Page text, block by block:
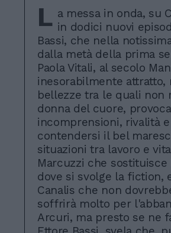
L a messa in onda, su
in dodici nuovi
Bassi, che nella
dalla metà della prima
Paola Vitali, al secolo
inesorabilmente attratto,
bellezze tra le quali non
donna del cuore,
incomprensioni, rivalità
contendersi il bel
situazioni tra lavoro e
Marcuzzi che
dove si svolge la fiction,
Canalis che non
soffrirà molto per
Arcuri, ma presto se ne